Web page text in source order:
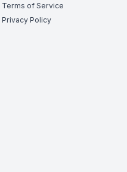
Terms of Service
Privacy Policy